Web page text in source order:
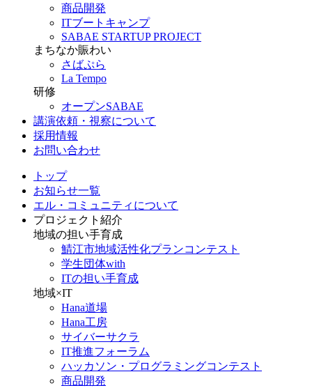
商品開発
ITブートキャンプ
SABAE STARTUP PROJECT
まちなか賑わい
さばぷら
La Tempo
研修
オープンSABAE
講演依頼・視察について
採用情報
お問い合わせ
トップ
お知らせ一覧
エル・コミュニティについて
プロジェクト紹介
地域の担い手育成
鯖江市地域活性化プランコンテスト
学生団体with
ITの担い手育成
地域×IT
Hana道場
Hana工房
サイバーサクラ
IT推進フォーラム
ハッカソン・プログラミングコンテスト
商品開発